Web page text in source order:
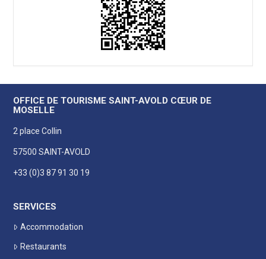
OFFICE DE TOURISME SAINT-AVOLD CŒUR DE
MOSELLE
2 place Collin
57500 SAINT-AVOLD
+33 (0)3 87 91 30 19
SERVICES
Accommodation
Restaurants